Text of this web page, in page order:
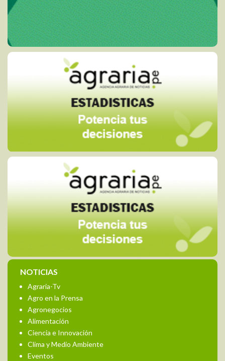
NOTICIAS
Agraria-Tv
Agro en la Prensa
Agronegocios
Alimentación
Ciencia e Innovación
Clima y Medio Ambiente
Eventos